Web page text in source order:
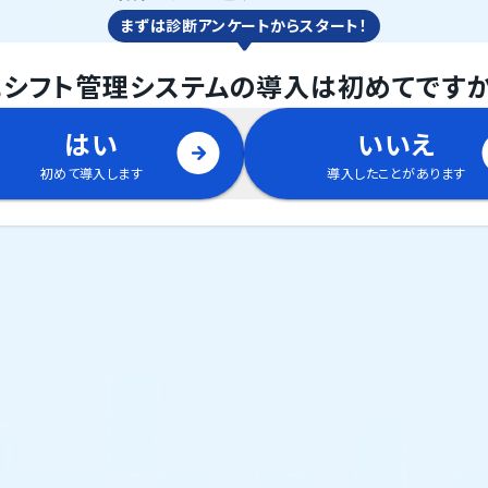
まずは診断アンケートからスタート！
シフト管理システムの導入は初めてです
はい
初めて導入します
いいえ
導入したことがあります